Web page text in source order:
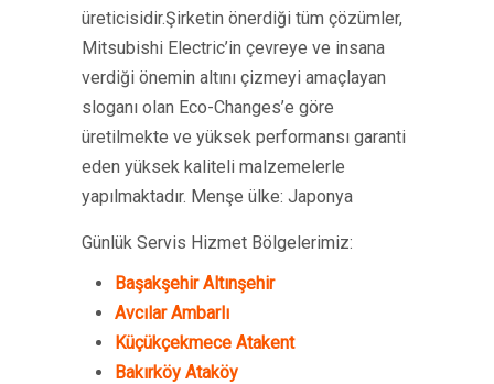
üreticisidir.Şirketin önerdiği tüm çözümler,
Mitsubishi Electric’in çevreye ve insana
verdiği önemin altını çizmeyi amaçlayan
sloganı olan Eco-Changes’e göre
üretilmekte ve yüksek performansı garanti
eden yüksek kaliteli malzemelerle
yapılmaktadır. Menşe ülke: Japonya
Günlük Servis Hizmet Bölgelerimiz:
Başakşehir Altınşehir
Avcılar Ambarlı
Küçükçekmece Atakent
Bakırköy Ataköy